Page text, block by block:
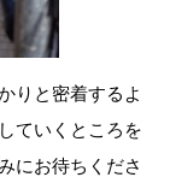
りと密着するよ
ていくところを
にお待ちくださ